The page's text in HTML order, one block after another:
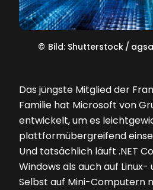
© Bild: Shutterstock /
Das jüngste Mitglied der
Familie hat Microsoft von
entwickelt, um es
plattformübergreifend
Und tatsächlich läuft .NET
Windows als auch auf
Selbst auf Mini-Computern